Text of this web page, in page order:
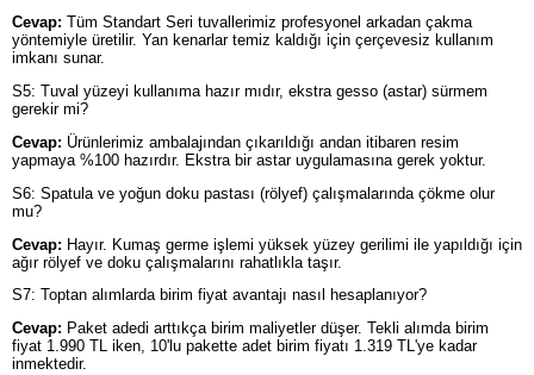
Cevap: Tüm Standart Seri tuvallerimiz profesyonel arkadan çakma
yöntemiyle üretilir. Yan kenarlar temiz kaldığı için çerçevesiz kullanım
imkanı sunar.
S5: Tuval yüzeyi kullanıma hazır mıdır, ekstra gesso (astar) sürmem
gerekir mi?
Cevap: Ürünlerimiz ambalajından çıkarıldığı andan itibaren resim
yapmaya %100 hazırdır. Ekstra bir astar uygulamasına gerek yoktur.
S6: Spatula ve yoğun doku pastası (rölyef) çalışmalarında çökme olur
mu?
Cevap: Hayır. Kumaş germe işlemi yüksek yüzey gerilimi ile yapıldığı için
ağır rölyef ve doku çalışmalarını rahatlıkla taşır.
S7: Toptan alımlarda birim fiyat avantajı nasıl hesaplanıyor?
Cevap: Paket adedi arttıkça birim maliyetler düşer. Tekli alımda birim
fiyat 1.990 TL iken, 10'lu pakette adet birim fiyatı 1.319 TL'ye kadar
inmektedir.